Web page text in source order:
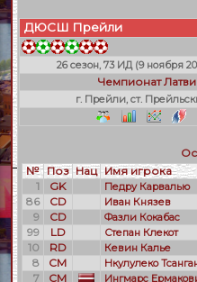
ДЮСШ Прейли
26 сезон, 73 ИД (9 ноября
Чемпионат
г. Прейли, ст.
№ Поз Нац Имя игрока
1
GK Педру Карвалью
86
CD Иван Князев
9
CD Фазли Кокабас
99
LD Степан Клекот
10
RD Кевин Калье
8
CM Нкулулеко
7
CM Ингмарс